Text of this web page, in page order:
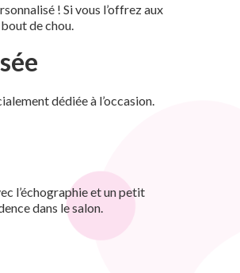
! Si vous l’offrez aux
de chou.
dédiée à l’occasion.
l’échographie et un petit
dans le salon.